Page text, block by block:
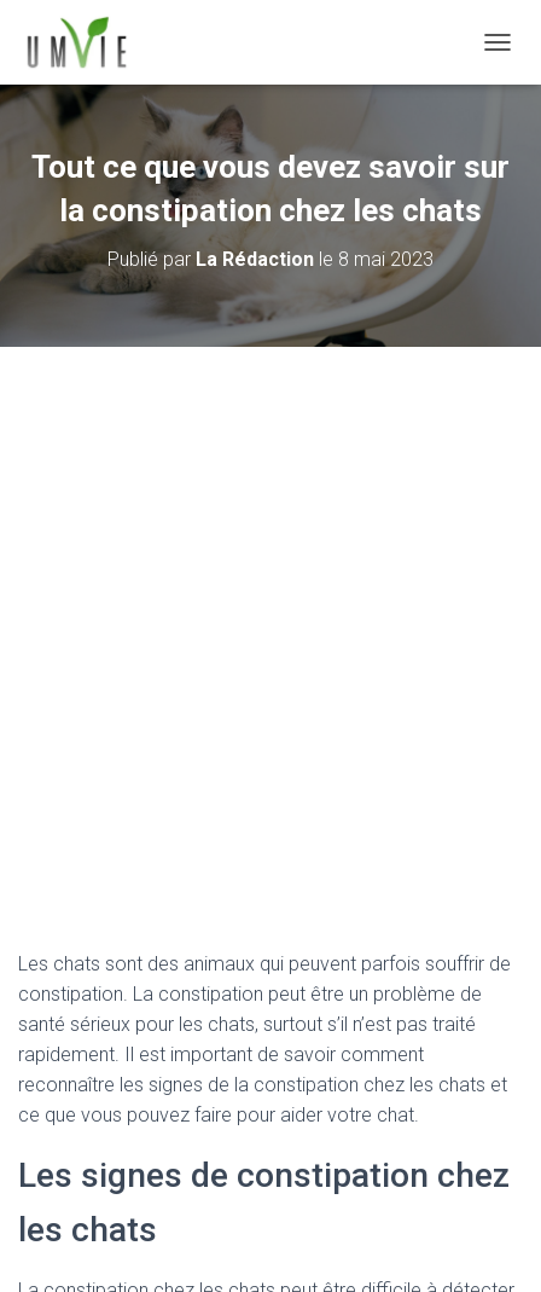
Tout ce que vous devez savoir sur
la constipation chez les chats
Publié par La Rédaction le 8 mai 2023
Les chats sont des animaux qui peuvent parfois souffrir de
constipation. La constipation peut être un problème de
santé sérieux pour les chats, surtout s’il n’est pas traité
rapidement. Il est important de savoir comment
reconnaître les signes de la constipation chez les chats et
ce que vous pouvez faire pour aider votre chat.
Les signes de constipation chez
les chats